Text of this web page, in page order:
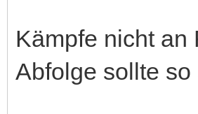
Kämpfe nicht an
Abfolge sollte so